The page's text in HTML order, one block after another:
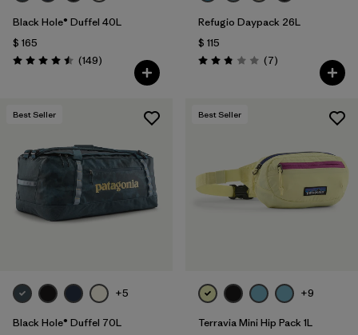
Black Hole® Duffel 40L
$ 165
Valoración: 4.5 / 5
(149Comentarios
)
Refugio Daypack 26L
$ 115
Valoración: 2.9 / 5
(7Comentarios
)
Best Seller
+5
Black Hole® Duffel 70L
Best Seller
+9
Terravia Mini Hip Pack 1L